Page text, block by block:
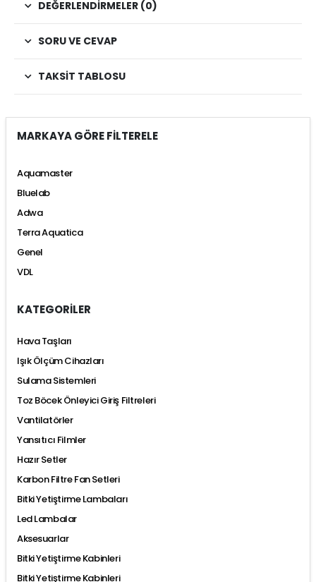
DEĞERLENDIRMELER (0)
SORU VE CEVAP
TAKSIT TABLOSU
MARKAYA GÖRE FİLTERELE
Aquamaster
Bluelab
Adwa
Terra Aquatica
Genel
VDL
KATEGORİLER
Hava Taşları
Işık Ölçüm Cihazları
Sulama Sistemleri
Toz Böcek Önleyici Giriş Filtreleri
Vantilatörler
Yansıtıcı Filmler
Hazır Setler
Karbon Filtre Fan Setleri
Bitki Yetiştirme Lambaları
Led Lambalar
Aksesuarlar
Bitki Yetiştirme Kabinleri
Bitki Yetiştirme Kabinleri